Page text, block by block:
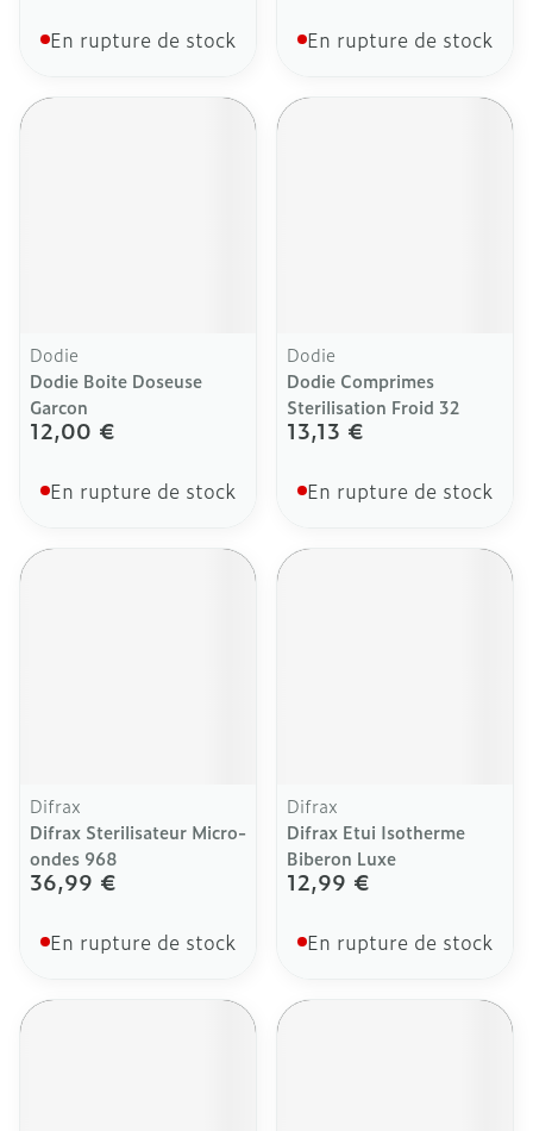
En rupture de stock En rupture de stock
Dodie
Dodie Boite Doseuse
Garcon
12,00 €
En rupture de stock
Dodie
Dodie Comprimes
Sterilisation Froid 32
13,13 €
En rupture de stock
Difrax
Difrax Sterilisateur Micro-
ondes 968
36,99 €
En rupture de stock
Difrax
Difrax Etui Isotherme
Biberon Luxe
12,99 €
En rupture de stock